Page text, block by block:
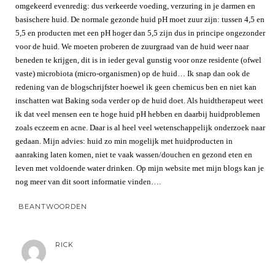
omgekeerd evenredig: dus verkeerde voeding, verzuring in je darmen en
basischere huid. De normale gezonde huid pH moet zuur zijn: tussen 4,5 en
5,5 en producten met een pH hoger dan 5,5 zijn dus in principe ongezonder
voor de huid. We moeten proberen de zuurgraad van de huid weer naar
beneden te krijgen, dit is in ieder geval gunstig voor onze residente (ofwel
vaste) microbiota (micro-organismen) op de huid… Ik snap dan ook de
redening van de blogschrijfster hoewel ik geen chemicus ben en niet kan
inschatten wat Baking soda verder op de huid doet. Als huidtherapeut weet
ik dat veel mensen een te hoge huid pH hebben en daarbij huidproblemen
zoals eczeem en acne. Daar is al heel veel wetenschappelijk onderzoek naar
gedaan. Mijn advies: huid zo min mogelijk met huidproducten in
aanraking laten komen, niet te vaak wassen/douchen en gezond eten en
leven met voldoende water drinken. Op mijn website met mijn blogs kan je
nog meer van dit soort informatie vinden….
BEANTWOORDEN
RICK